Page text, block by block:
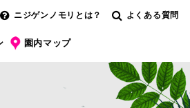
ニジゲンノモリとは？ よくある質問
園内マップ